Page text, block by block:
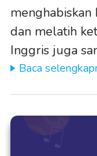
dan melatih
Inggris juga
Baca